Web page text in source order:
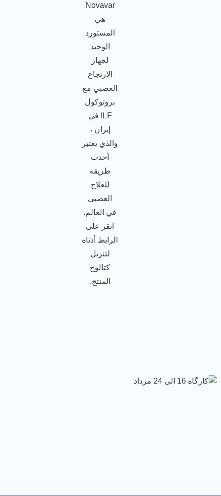
Novavar
هي
المستورد
الوحيد
لجهاز
الارتجاع
العصبي مع
بروتوكول
ILF في
إيران ،
والذي يعتبر
أحدث
طريقة
للعلاج
العصبي
في العالم.
انقر على
الرابط أدناه
لتنزيل
كتالوج
المنتج.